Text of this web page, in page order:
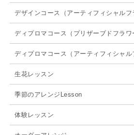
デザインコース（アーティフィシャルフ
ディプロマコース（プリザーブドフラワ
ディプロマコース（アーティフィシャル
生花レッスン
季節のアレンジLesson
体験レッスン